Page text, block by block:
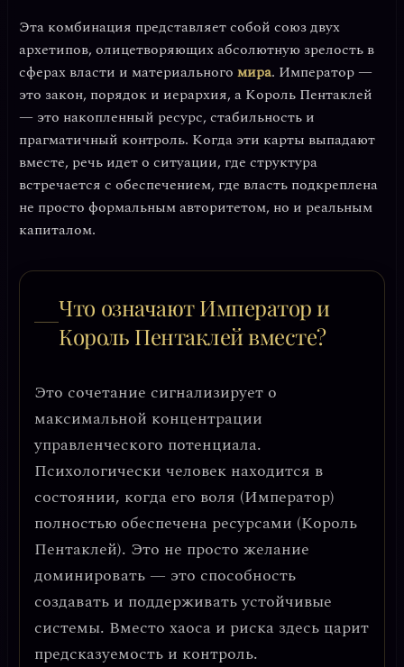
Эта комбинация представляет собой союз двух
архетипов, олицетворяющихабсолютную зрелость в
сферах власти и материального мира. Император —
это закон, порядок и иерархия, а Король Пентаклей
— это накопленный ресурс, стабильность и
прагматичный контроль. Когда эти карты выпадают
вместе, речь идет о ситуации, где структура
встречается с обеспечением, где власть подкреплена
не просто формальным авторитетом, но и реальным
капиталом.
Что означают Император и
Король Пентаклей вместе?
Это сочетание сигнализирует о
максимальной концентрации
управленческого потенциала.
Психологически человек находится в
состоянии, когда его воля (Император)
полностью обеспечена ресурсами (Король
Пентаклей). Это не просто желание
доминировать — это способность
создавать и поддерживать устойчивые
системы. Вместо хаоса и риска здесь царит
предсказуемость и контроль.